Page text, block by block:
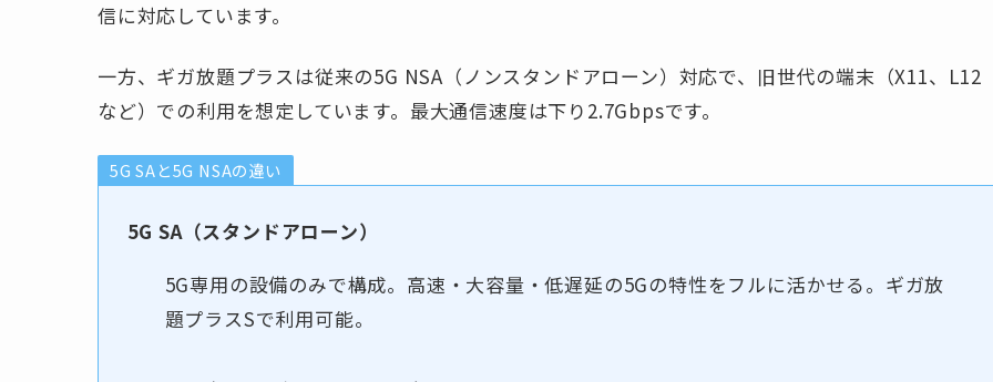
信に対応しています。
一方、ギガ放題プラスは従来の5G NSA（ノンスタンドアローン）対応で、旧世代の端末（X11、L12
など）での利用を想定しています。最大通信速度は下り2.7Gbpsです。
5G SAと5G NSAの違い
5G SA（スタンドアローン）
5G専用の設備のみで構成。高速・大容量・低遅延の5Gの特性をフルに活かせる。ギガ放
題プラスSで利用可能。